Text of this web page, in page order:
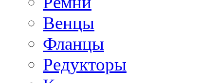
Венцы
Фланцы
Редукторы